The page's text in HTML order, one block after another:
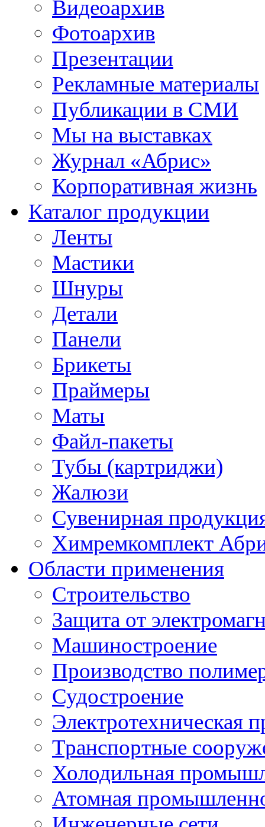
Видеоархив
Фотоархив
Презентации
Рекламные материалы
Публикации в СМИ
Мы на выставках
Журнал «Абрис»
Корпоративная жизнь
Каталог продукции
Ленты
Мастики
Шнуры
Детали
Панели
Брикеты
Праймеры
Маты
Файл-пакеты
Тубы (картриджи)
Жалюзи
Сувенирная
Химремкомплект
Области применения
Строительство
Защита от
Машиностроение
Производство
Судостроение
Электротехническая
Транспортные
Холодильная
Атомная